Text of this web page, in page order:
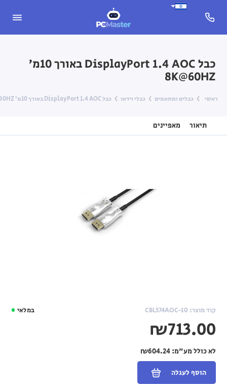
כבל DisplayPort 1.4 AOC באורך 10מ’
8K@60HZ
ראשי כבלים ומתאמים כבלי וידאו כבל DisplayPort 1.4 AOC באורך 10מ’ 8K@60HZ
תיאור מאפיינים
במלאי קוד מוצר: CBL574AOC-10
₪713.00
לא כולל מע"מ:₪604.24
הוסף לעגלה